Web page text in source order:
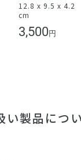
12.8 x 9.5 x 4.2
cm
3,500 円
い製品につ